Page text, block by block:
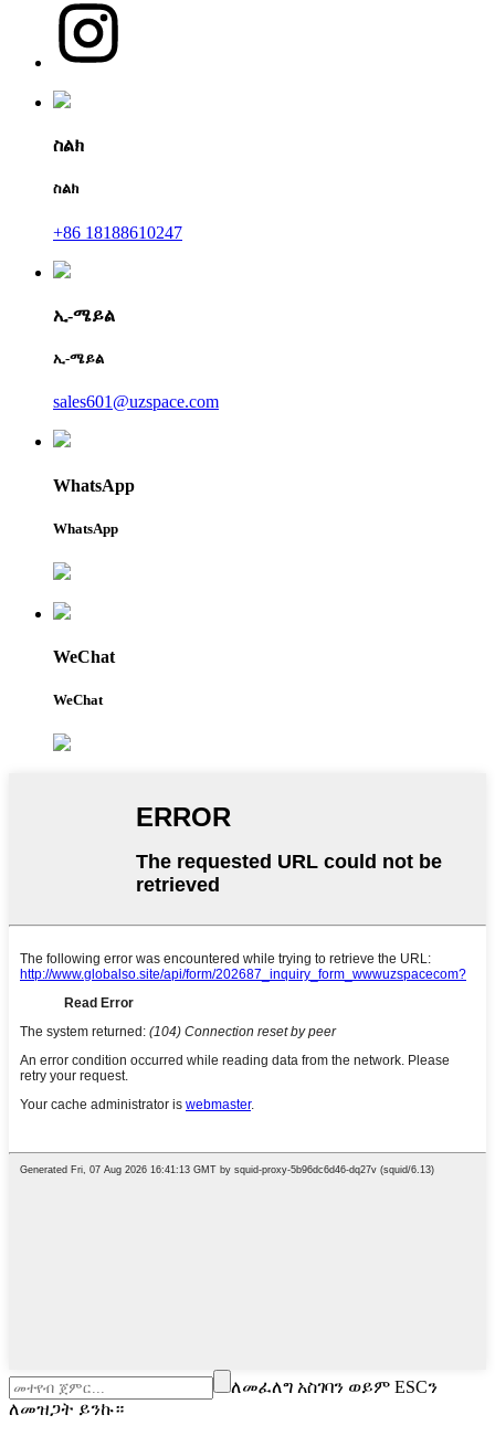
ስልክ
ስልክ
+86 18188610247
ኢ-ሜይል
ኢ-ሜይል
sales601@uzspace.com
WhatsApp
WhatsApp
WeChat
WeChat
ለመፈለግ አስገባን ወይም ESCን
ለመዝጋት ይንኩ።